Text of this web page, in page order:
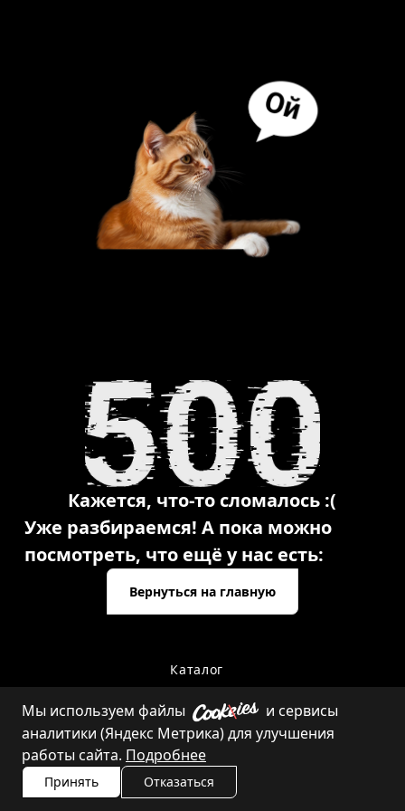
Кажется, что-то сломалось :(
Уже разбираемся! А пока можно
посмотреть, что ещё у нас есть:
Вернуться на главную
Каталог
Контакты
Мы используем файлы
и сервисы
аналитики (Яндекс Метрика) для улучшения
работы сайта. Подробнее
Принять Отказаться